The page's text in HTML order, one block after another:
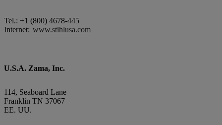
Tel.: +1 (800) 4678-445
Internet: www.stihlusa.com
U.S.A. Zama, Inc.
114, Seaboard Lane
Franklin TN 37067
EE. UU.